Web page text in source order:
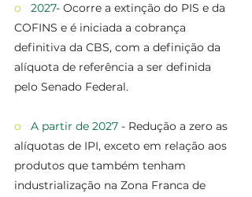
o 2027- Ocorre a extinção do PIS e da
COFINS e é iniciada a cobrança
definitiva da CBS, com a definição da
alíquota de referência a ser definida
pelo Senado Federal.
o A partir de 2027 - Redução a zero as
alíquotas de IPI, exceto em relação aos
produtos que também tenham
industrialização na Zona Franca de